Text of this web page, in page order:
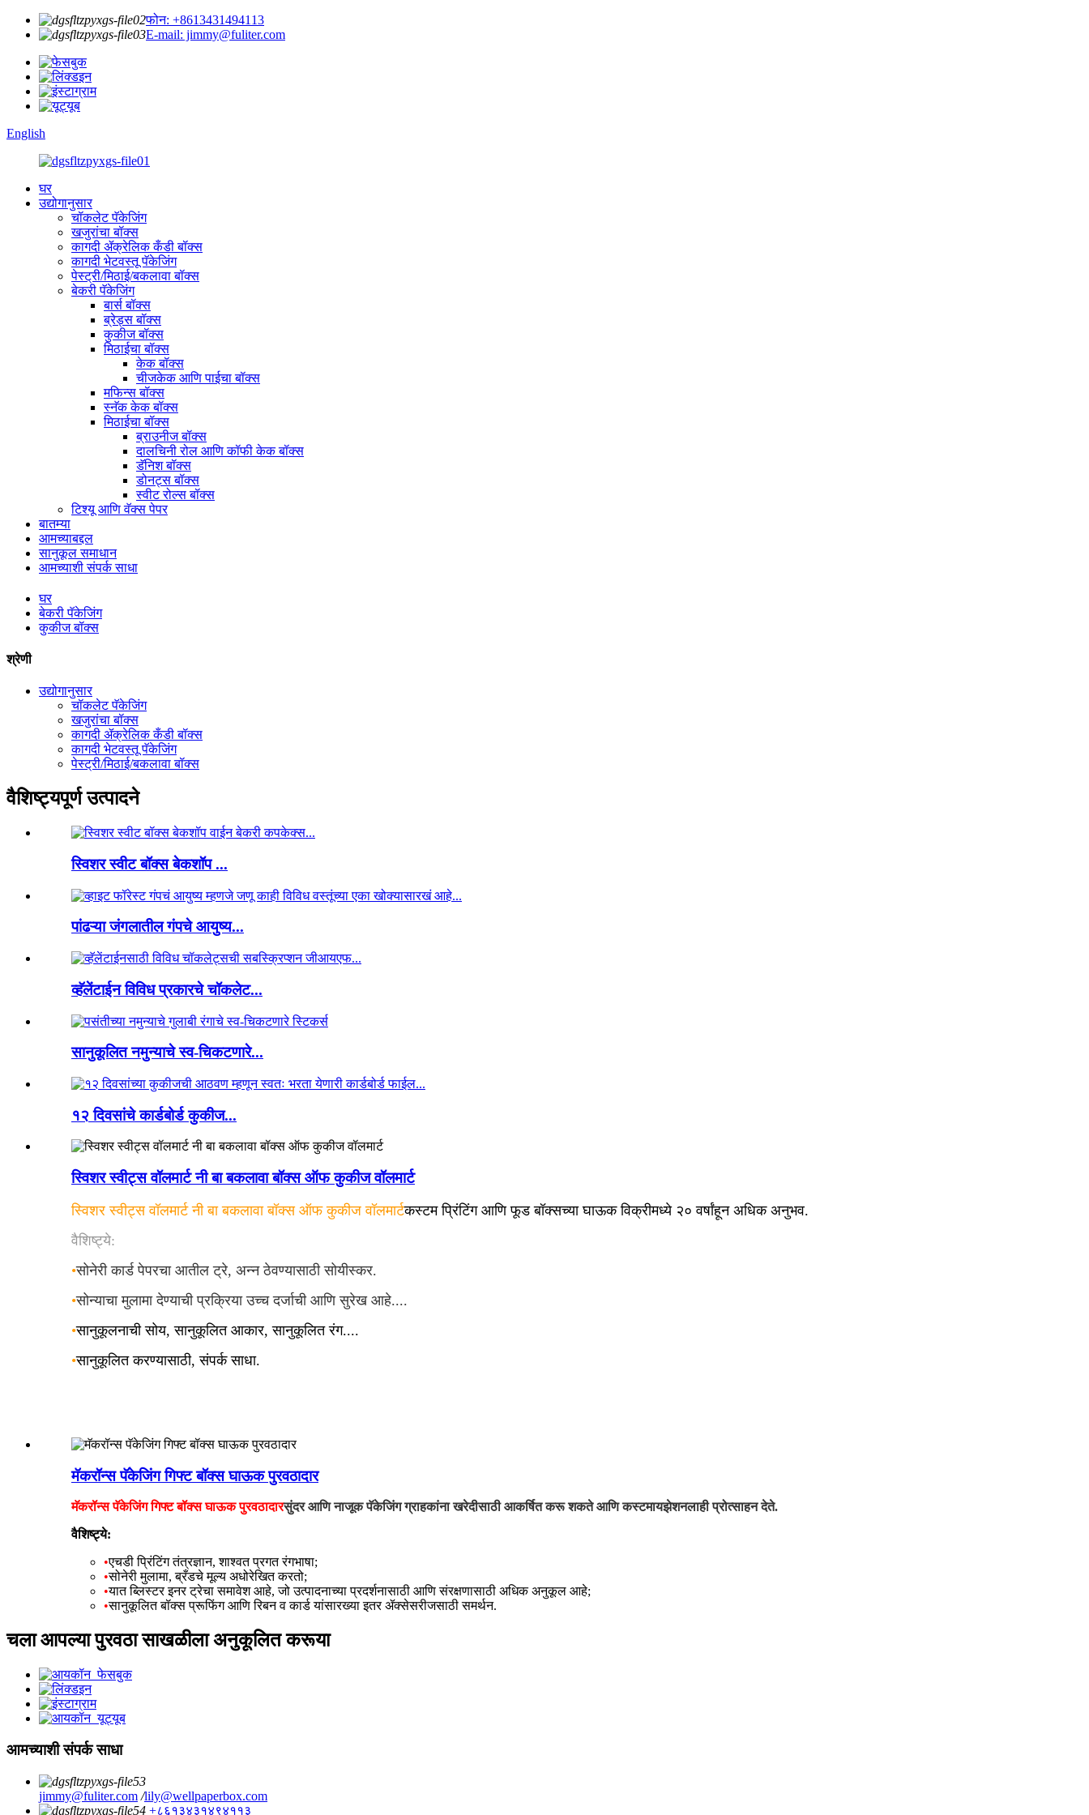
फोन: +8613431494113
E-mail: jimmy@fuliter.com
English
घर
उद्योगानुसार
चॉकलेट पॅकेजिंग
खजुरांचा बॉक्स
कागदी ॲक्रेलिक कँडी बॉक्स
कागदी भेटवस्तू पॅकेजिंग
पेस्ट्री/मिठाई/बकलावा बॉक्स
बेकरी पॅकेजिंग
बार्स बॉक्स
ब्रेड्स बॉक्स
कुकीज बॉक्स
मिठाईचा बॉक्स
केक बॉक्स
चीजकेक आणि पाईचा बॉक्स
मफिन्स बॉक्स
स्नॅक केक बॉक्स
मिठाईचा बॉक्स
ब्राउनीज बॉक्स
दालचिनी रोल आणि कॉफी केक बॉक्स
डॅनिश बॉक्स
डोनट्स बॉक्स
स्वीट रोल्स बॉक्स
टिश्यू आणि वॅक्स पेपर
बातम्या
आमच्याबद्दल
सानुकूल समाधान
आमच्याशी संपर्क साधा
घर
बेकरी पॅकेजिंग
कुकीज बॉक्स
श्रेणी
उद्योगानुसार
चॉकलेट पॅकेजिंग
खजुरांचा बॉक्स
कागदी ॲक्रेलिक कँडी बॉक्स
कागदी भेटवस्तू पॅकेजिंग
पेस्ट्री/मिठाई/बकलावा बॉक्स
वैशिष्ट्यपूर्ण उत्पादने
स्विशर स्वीट बॉक्स बेकशॉप ...
पांढऱ्या जंगलातील गंपचे आयुष्य...
व्हॅलेंटाईन विविध प्रकारचे चॉकलेट...
सानुकूलित नमुन्याचे स्व-चिकटणारे...
१२ दिवसांचे कार्डबोर्ड कुकीज...
स्विशर स्वीट्स वॉलमार्ट नी बा बकलावा बॉक्स ऑफ कुकीज वॉलमार्ट
स्विशर स्वीट्स वॉलमार्ट नी बा बकलावा बॉक्स ऑफ कुकीज वॉलमार्टकस्टम प्रिंटिंग आणि फूड बॉक्सच्या घाऊक विक्रीमध्ये २० वर्षांहून अधिक अनुभव.
वैशिष्ट्ये:
•सोनेरी कार्ड पेपरचा आतील ट्रे, अन्न ठेवण्यासाठी सोयीस्कर.
•सोन्याचा मुलामा देण्याची प्रक्रिया उच्च दर्जाची आणि सुरेख आहे....
•सानुकूलनाची सोय, सानुकूलित आकार, सानुकूलित रंग....
•सानुकूलित करण्यासाठी, संपर्क साधा.
मॅकरॉन्स पॅकेजिंग गिफ्ट बॉक्स घाऊक पुरवठादार
मॅकरॉन्स पॅकेजिंग गिफ्ट बॉक्स घाऊक पुरवठादारसुंदर आणि नाजूक पॅकेजिंग ग्राहकांना खरेदीसाठी आकर्षित करू शकते आणि कस्टमायझेशनलाही प्रोत्साहन देते.
वैशिष्ट्ये:
•एचडी प्रिंटिंग तंत्रज्ञान, शाश्वत प्रगत रंगभाषा;
•सोनेरी मुलामा, ब्रँडचे मूल्य अधोरेखित करतो;
•यात ब्लिस्टर इनर ट्रेचा समावेश आहे, जो उत्पादनाच्या प्रदर्शनासाठी आणि संरक्षणासाठी अधिक अनुकूल आहे;
•सानुकूलित बॉक्स प्रूफिंग आणि रिबन व कार्ड यांसारख्या इतर ॲक्सेसरीजसाठी समर्थन.
चला आपल्या पुरवठा साखळीला अनुकूलित करूया
आमच्याशी संपर्क साधा
jimmy@fuliter.com /lily@wellpaperbox.com
+८६१३४३१४९४११३